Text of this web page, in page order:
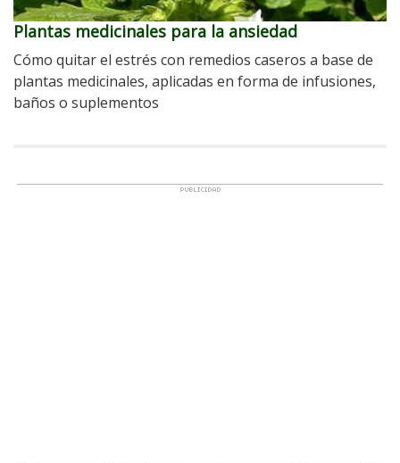
Plantas medicinales para la ansiedad
Cómo quitar el estrés con remedios caseros a base de
plantas medicinales, aplicadas en forma de infusiones,
baños o suplementos